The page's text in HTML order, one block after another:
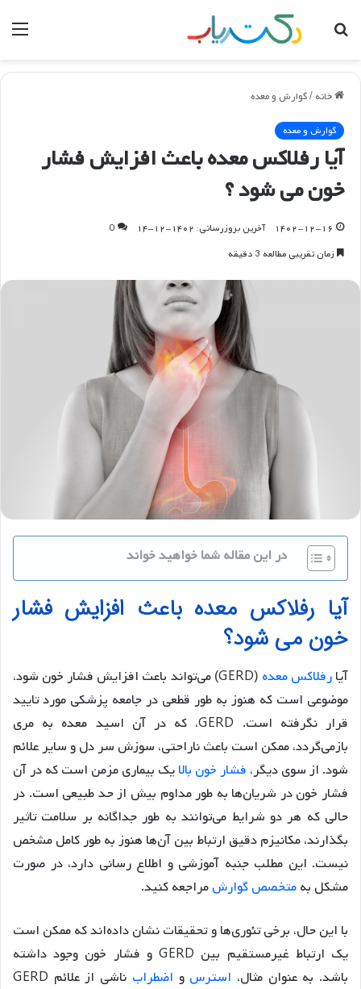
جستجو
خانه /گوارش و معده
گوارش و معده
آیا رفلاکس معده باعث افزایش فشار
خون می شود ؟
۱۴۰۲-۱۲-۱۶ آخرین بروزرسانی: ۱۴۰۲-۱۲-۱۴
0
زمان تقریبی مطالعه 3 دقیقه
در این مقاله شما خواهید خواند
آیا رفلاکس معده باعث افزایش فشار
خون می شود؟
آیارفلاکس معده
(GERD) می‌تواند باعث افزایش فشار خون شود،
موضوعی است که هنوز به طور قطعی در جامعه پزشکی مورد تایید
قرار نگرفته است. GERD، که در آن اسید معده به مری
بازمی‌گردد، ممکن است باعث ناراحتی، سوزش سر دل و سایر علائم
شود. از سوی دیگر، فشار خون بالایک بیماری مزمن است که در آن
فشار خون در شریان‌ها به طور مداوم بیش از حد طبیعی است. در
حالی که هر دو شرایط می‌توانند به طور جداگانه بر سلامت تاثیر
بگذارند، مکانیزم دقیق ارتباط بین آن‌ها هنوز به طور کامل مشخص
نیست. این مطلب جنبه آموزشی و اطلاع رسانی دارد، در صورت
مشکل بهمتخصص گوارشمراجعه کنید.
با این حال، برخی تئوری‌ها و تحقیقات نشان داده‌اند که ممکن است
یک ارتباط غیرمستقیم بین GERD و فشار خون وجود داشته
باشد. به عنوان مثال، استرس و اضطراب
ناشی از علائم GERD